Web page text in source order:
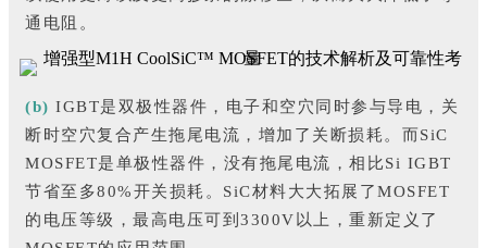
通电阻。
(b) IGBT是双极性器件，电子和空穴同时参与导电，关
断时空穴复合产生拖尾电流，增加了关断损耗。而SiC
MOSFET是单极性器件，没有拖尾电流，相比Si IGBT
节省至多80%开关损耗。SiC材料大大拓展了MOSFET
的电压等级，最高电压可到3300V以上，重新定义了